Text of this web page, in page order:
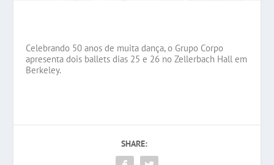
Celebrando 50 anos de muita dança, o Grupo Corpo
apresenta dois ballets dias 25 e 26 no Zellerbach Hall em
Berkeley.
SHARE: